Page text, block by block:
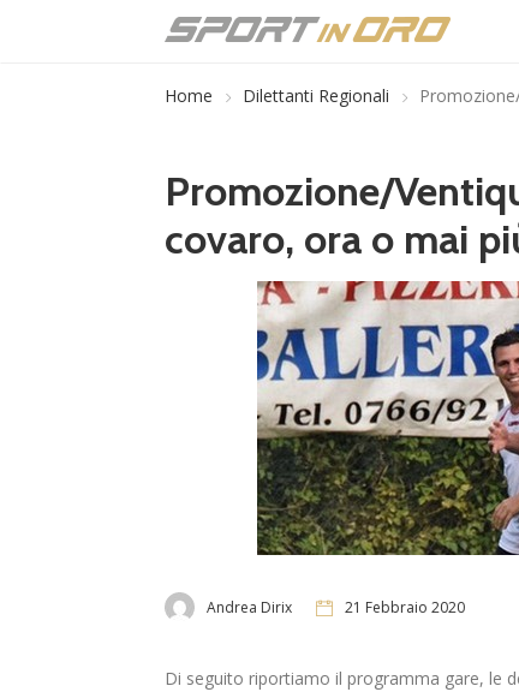
Home Dilettanti Regionali
Promozione/
covaro, ora o mai
Andrea Dirix 21 Febbraio 2020
Di seguito riportiamo il programma gare, le